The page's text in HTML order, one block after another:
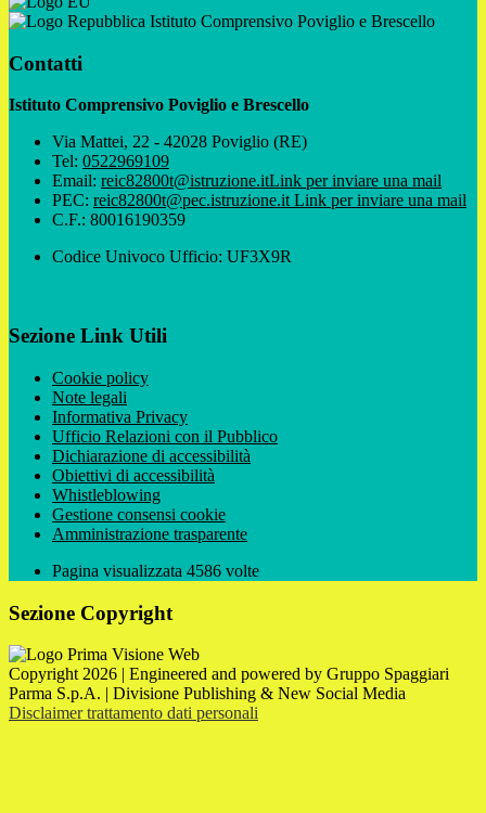
Istituto Comprensivo Poviglio e Brescello
Contatti
Istituto Comprensivo Poviglio e Brescello
Via Mattei, 22 - 42028 Poviglio (RE)
Tel: 0522969109
Email: reic82800t@istruzione.itLink per inviare una mail
PEC: reic82800t@pec.istruzione.it Link per inviare una mail
C.F.: 80016190359
Codice Univoco Ufficio: UF3X9R
Sezione Link Utili
Cookie policy
Note legali
Informativa Privacy
Ufficio Relazioni con il Pubblico
Dichiarazione di accessibilità
Obiettivi di accessibilità
Whistleblowing
Gestione consensi cookie
Amministrazione trasparente
Pagina visualizzata 4586 volte
Sezione Copyright
Copyright 2026 | Engineered and powered by Gruppo Spaggiari
Parma S.p.A. | Divisione Publishing & New Social Media
Disclaimer trattamento dati personali